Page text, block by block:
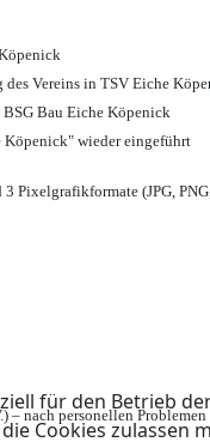
für den Betrieb
Cookies
des Vereins in TSV Eiche
Bau Eiche Köpenick
Köpenick" wieder eingeführt
Pixelgrafikformate (JPG,
– nach personellen